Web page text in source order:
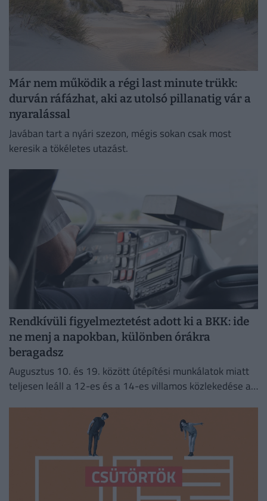
Már nem működik a régi last minute trükk:
durván ráfázhat, aki az utolsó pillanatig vár a
nyaralással
Javában tart a nyári szezon, mégis sokan csak most
keresik a tökéletes utazást.
Rendkívüli figyelmeztetést adott ki a BKK: ide
ne menj a napokban, különben órákra
beragadsz
Augusztus 10. és 19. között útépítési munkálatok miatt
teljesen leáll a 12-es és a 14-es villamos közlekedése a